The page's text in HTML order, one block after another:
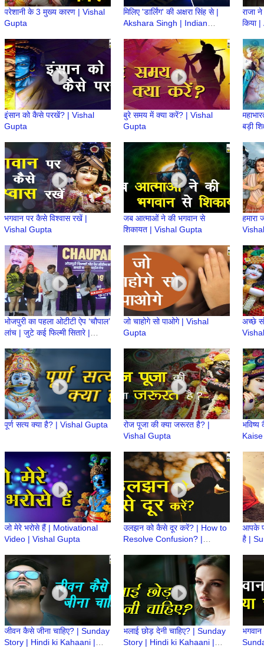
परेशानी के 3 मुख्य कारण | Vishal
Gupta
मिलिए 'डार्लिंग' की अक्षरा सिंह से |
Akshara Singh | Indian
राजा
किया
इंसान को कैसे परखें? | Vishal
Gupta
बुरे समय में क्या करें? | Vishal
Gupta
बड़ी
भगवान पर कैसे विश्वास रखें |
Vishal Gupta
जब आत्माओं ने की भगवान से
शिकायत | Vishal Gupta
भोजपुरी का पहला ओटीटी ऐप ‘चौपाल’
लांच | जुटे कई फिल्मी सितारे |
Dwarka
जो चाहोगे सो पाओगे | Vishal
Gupta
अच्छे
पूर्ण सत्य क्या है? | Vishal Gupta
रोज पूजा की क्या जरूरत है? |
Vishal Gupta
जो मेरे भरोसे हैं | Motivational
Video | Vishal Gupta
उलझन को कैसे दूर करें? | How to
Resolve Confusion? |
आपके
है |
जीवन कैसे जीना चाहिए? | Sunday
Story | Hindi ki Kahaani |
भलाई छोड़ देनी चाहिए? | Sunday
Story | Hindi ki Kahaani |